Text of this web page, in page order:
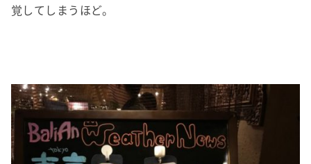
覚してしまうほど。